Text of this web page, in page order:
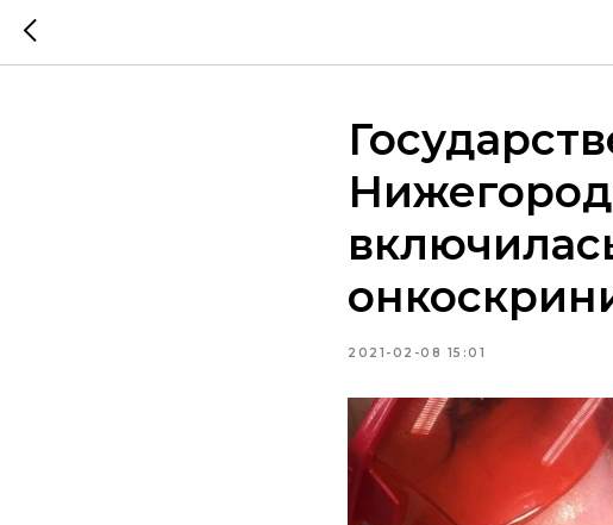
2021-02-08 15:01